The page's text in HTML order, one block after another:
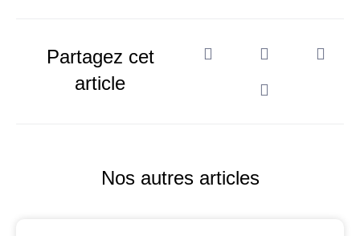
Partagez cet
article
Nos autres articles